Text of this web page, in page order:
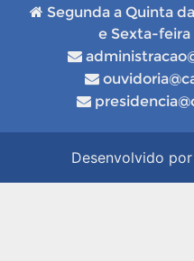
Segunda a Quinta
e Sexta-feira
Desenvolvido por